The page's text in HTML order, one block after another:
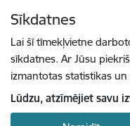
Sīkdatnes
Lai šī tīmekļvietne
sīkdatnes. Ar Jūsu
izmantotas statistikas
Lūdzu, atzīmējiet savu